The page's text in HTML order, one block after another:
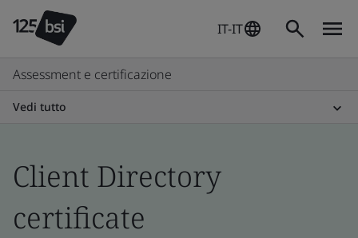
IT-IT
Assessment e certificazione
Vedi tutto
Client Directory
certificate